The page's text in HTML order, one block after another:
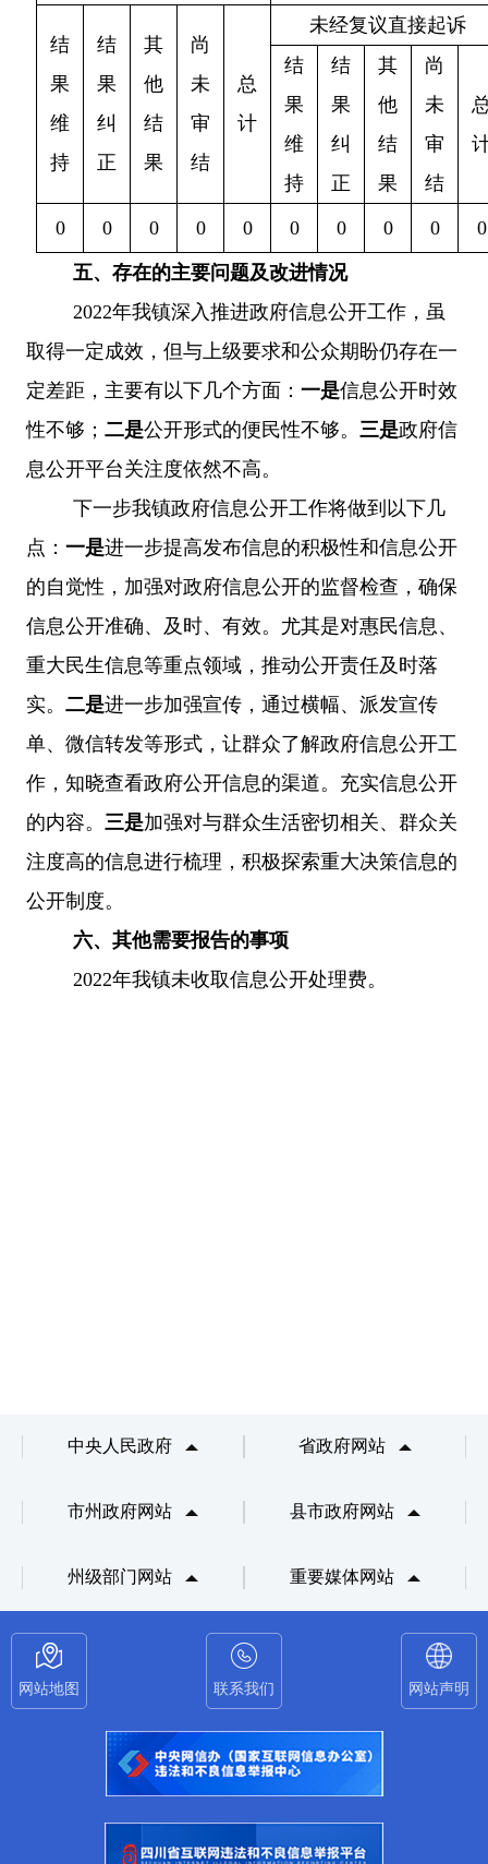
结
果
维
持
结
果
纠
正
其
他
结
果
尚
未
审
结
总
计
未经复议直接起诉
结
果
维
持
结
果
纠
正
其
他
结
果
尚
未
审
结
0 0 0 0 0 0 0 0 0 0
五、 存在的主要问题及改进情况
2022年我镇深入推进政府信息公开工作，虽
取得一定成效，但与上级要求和公众期盼仍存在一
定差距，主要有以下几个方面： 一是信息公开时效
性不够； 二是公开形式的便民性不够。 三是政府信
息公开平台关注度依然不高。
下一步我镇政府信息公开工作将做到以下几
点： 一是进一步提高发布信息的积极性和信息公开
的自觉性，加强对政府信息公开的监督检查，确保
信息公开准确、及时、有效。尤其是对惠民信息、
重大民生信息等重点领域，推动公开责任及时落
实。 二是进一步加强宣传，通过横幅、派发宣传
单、微信转发等形式，让群众了解政府信息公开工
作，知晓查看政府公开信息的渠道。充实信息公开
的内容。 三是加强对与群众生活密切相关、群众关
注度高的信息进行梳理，积极探索重大决策信息的
公开制度。
六、 其他需要报告的事项
2022年我镇未收取信息公开处理费。
中央人民政府 省政府网站
市州政府网站 县市政府网站
州级部门网站 重要媒体网站
网站地图 联系我们 网站声明